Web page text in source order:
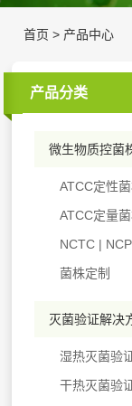
首页 > 产品中心
产品分类
微生物质控菌
ATCC定性
ATCC定量
NCTC |
菌株定制
灭菌验证解决
湿热灭菌验
干热灭菌验